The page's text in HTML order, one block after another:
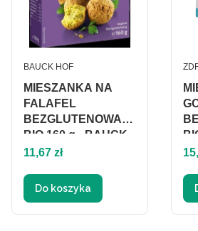
MIESZANKA NA
FALAFEL
BEZGLUTENOWA
BIO 160 g - BAUCK
HOF
PRODUCENT
BAUCK HOF
Cena
11,67 zł
Do koszyka